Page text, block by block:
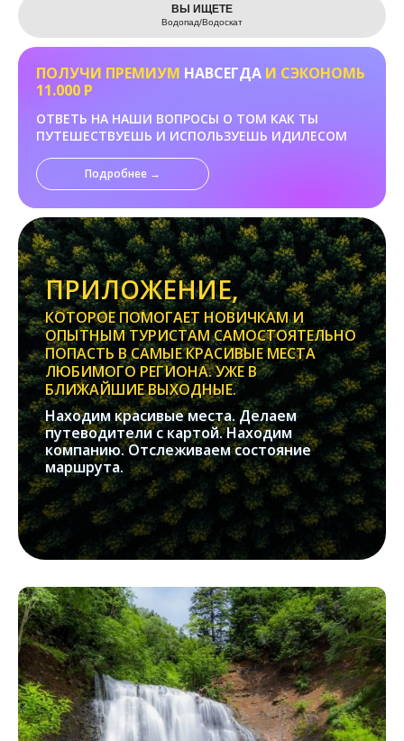
ВЫ ИЩЕТЕ
Водопад/Водоскат
ПОЛУЧИ ПРЕМИУМ НАВСЕГДА И СЭКОНОМЬ
11.000 Р
ОТВЕТЬ НА НАШИ ВОПРОСЫ О ТОМ КАК ТЫ
ПУТЕШЕСТВУЕШЬ И ИСПОЛЬЗУЕШЬ ИДИЛЕСОМ
Подробнее →
ПРИЛОЖЕНИЕ,
КОТОРОЕ ПОМОГАЕТ НОВИЧКАМ И
ОПЫТНЫМ ТУРИСТАМ САМОСТОЯТЕЛЬНО
ПОПАСТЬ В САМЫЕ КРАСИВЫЕ МЕСТА
ЛЮБИМОГО РЕГИОНА. УЖЕ В
БЛИЖАЙШИЕ ВЫХОДНЫЕ.
Находим красивые места. Делаем
путеводители с картой. Находим
компанию. Отслеживаем состояние
маршрута.